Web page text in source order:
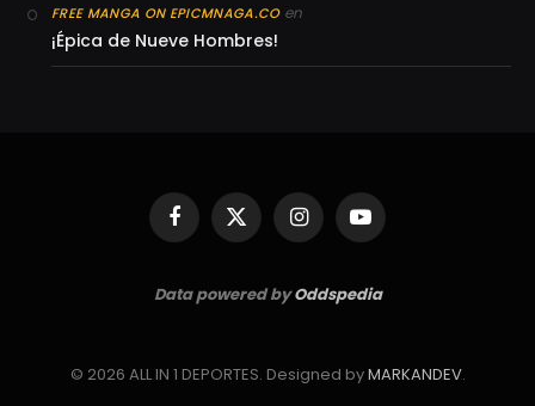
FREE MANGA ON EPICMNAGA.COen
¡Épica de Nueve Hombres!
Facebook
X
(Twitter)
InstagramYouTube
Data powered byOddspedia
© 2026 ALL IN 1 DEPORTES. Designed byMARKANDEV.